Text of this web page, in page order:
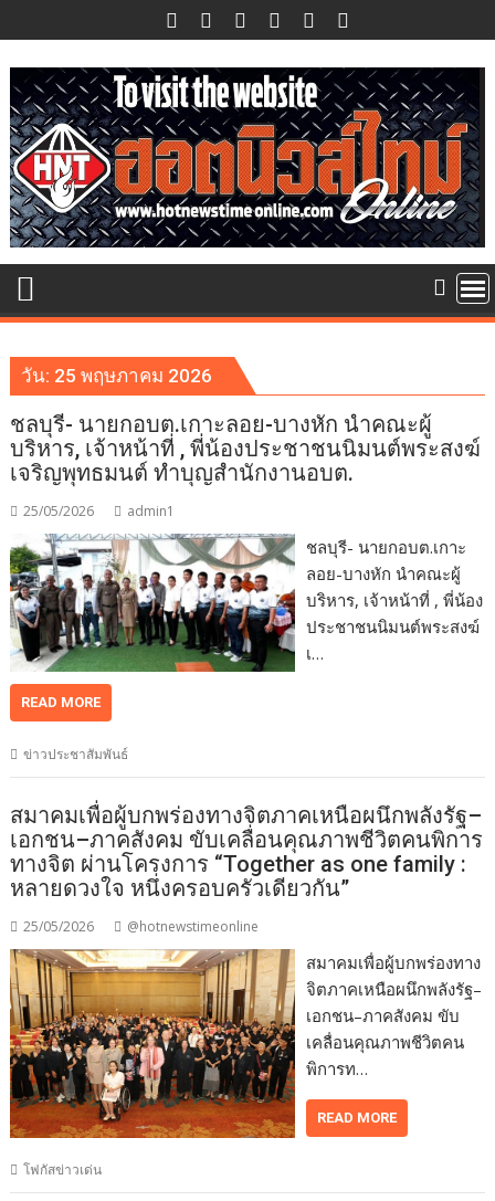
to
content
วัน: 25 พฤษภาคม 2026
ชลบุรี- นายกอบต.เกาะลอย-บางหัก นำคณะผู้
บริหาร, เจ้าหน้าที่ , พี่น้องประชาชนนิมนต์พระสงฆ์
เจริญพุทธมนต์ ทำบุญสำนักงานอบต.
25/05/2026 admin1
ชลบุรี- นายกอบต.เกาะ
ลอย-บางหัก นำคณะผู้
บริหาร, เจ้าหน้าที่ , พี่น้อง
ประชาชนนิมนต์พระสงฆ์
เ…
READ MORE
ข่าวประชาสัมพันธ์
สมาคมเพื่อผู้บกพร่องทางจิตภาคเหนือผนึกพลังรัฐ–
เอกชน–ภาคสังคม ขับเคลื่อนคุณภาพชีวิตคนพิการ
ทางจิต ผ่านโครงการ “Together as one family :
หลายดวงใจ หนึ่งครอบครัวเดียวกัน”
25/05/2026 @hotnewstimeonline
สมาคมเพื่อผู้บกพร่องทาง
จิตภาคเหนือผนึกพลังรัฐ–
เอกชน–ภาคสังคม ขับ
เคลื่อนคุณภาพชีวิตคน
พิการท…
READ MORE
โฟกัสข่าวเด่น